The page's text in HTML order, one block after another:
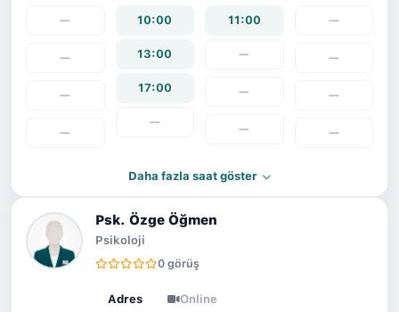
—
—
—
—
10:00
13:00
17:00
—
11:00
—
—
—
—
—
—
—
Daha fazla saat göster
Psk. Özge Öğmen
Psikoloji
0 görüş
Adres Online